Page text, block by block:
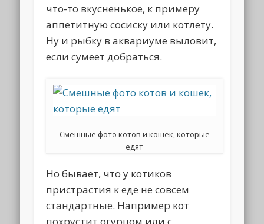
что-то вкусненькое, к примеру
аппетитную сосиску или котлету.
Ну и рыбку в аквариуме выловит,
если сумеет добраться.
Смешные фото котов и кошек, которые
едят
Но бывает, что у котиков
пристрастия к еде не совсем
стандартные. Например кот